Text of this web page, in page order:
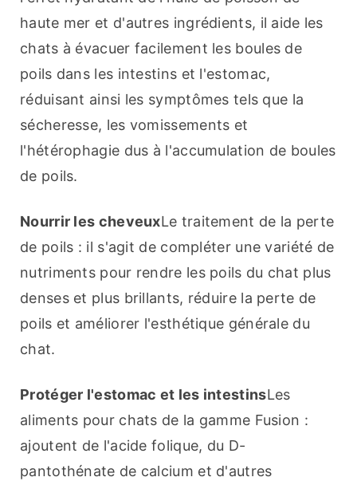
haute mer et d'autres ingrédients, il aide les
chats à évacuer facilement les boules de
poils dans les intestins et l'estomac,
réduisant ainsi les symptômes tels que la
sécheresse, les vomissements et
l'hétérophagie dus à l'accumulation de boules
de poils.
Nourrir les cheveuxLe traitement de la perte
de poils : il s'agit de compléter une variété de
nutriments pour rendre les poils du chat plus
denses et plus brillants, réduire la perte de
poils et améliorer l'esthétique générale du
chat.
Protéger l'estomac et les intestinsLes
aliments pour chats de la gamme Fusion :
ajoutent de l'acide folique, du D-
pantothénate de calcium et d'autres